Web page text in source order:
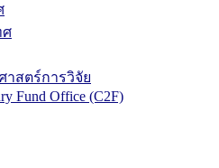
ศ
สตร์การวิจัย
Fund Office (C2F)